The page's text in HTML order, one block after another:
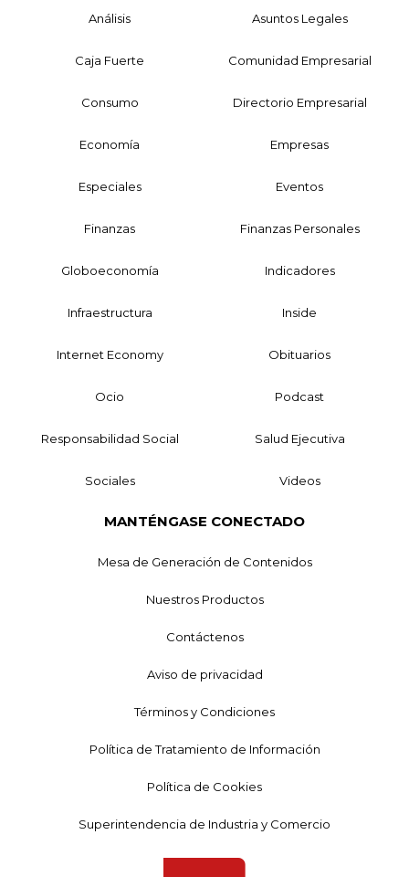
Análisis Asuntos Legales
Caja Fuerte Comunidad Empresarial
Consumo Directorio Empresarial
Economía Empresas
Especiales Eventos
Finanzas Finanzas Personales
Globoeconomía Indicadores
Infraestructura Inside
Internet Economy Obituarios
Ocio Podcast
Responsabilidad Social Salud Ejecutiva
Sociales Videos
MANTÉNGASE CONECTADO
Mesa de Generación de Contenidos
Nuestros Productos
Contáctenos
Aviso de privacidad
Términos y Condiciones
Política de Tratamiento de Información
Política de Cookies
Superintendencia de Industria y Comercio